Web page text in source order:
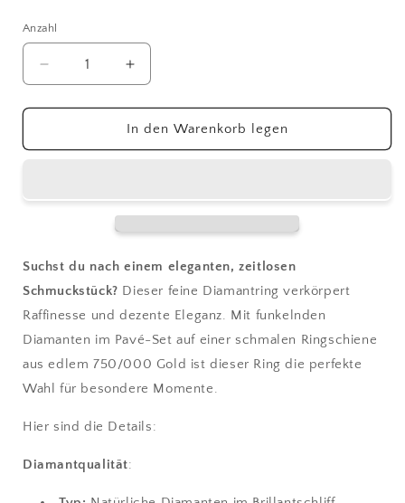
Anzahl
Verringere
die
Menge
Memoryring
Brillanten
Gelbgold
Erhöhe
die
Menge
für
Memoryring
Brillanten
Gelbgold
In den Warenkorb legen
Suchst du nach einem eleganten, zeitlosen
Schmuckstück? Dieser feine Diamantring verkörpert
Raffinesse und dezente Eleganz. Mit funkelnden
Diamanten im Pavé-Set auf einer schmalen Ringschiene
aus edlem 750/000 Gold ist dieser Ring die perfekte
Wahl für besondere Momente.
Hier sind die Details:
Diamantqualität: